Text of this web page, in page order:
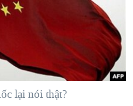
DẢI GAZA
lại nói thật?